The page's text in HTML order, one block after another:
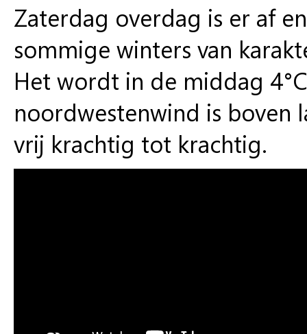
Zaterdag overdag is er af
sommige winters van
Het wordt in de middag
noordwestenwind is boven
vrij krachtig tot krachtig.